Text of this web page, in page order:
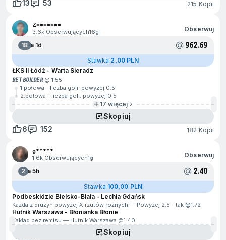
13
53 215 Kopii
Z*******
3.6k Obserwujących16g Obserwuj
18Za 1d 962.69
Stawka 2,00 PLN
ŁKS II Łódź - Warta Sieradz
BET BUILDER@ 1.55
1.połowa - liczba goli: powyżej 0.5
2.połowa - liczba goli: powyżej 0.5
17 więcej
Skopiuj
6
152 182 Kopii
g*****
1.6k Obserwujących1g Obserwuj
2Za 5h 2.40
Stawka 100,00 PLN
Podbeskidzie Bielsko-Biała - Lechia Gdańsk
Każda z drużyn powyżej X rzutów rożnych — Powyżej 2.5 - tak @1.72
Hutnik Warszawa - Błonianka Błonie
Zakład bez remisu — Hutnik Warszawa @1.40
Skopiuj